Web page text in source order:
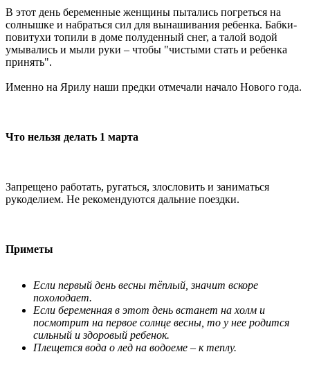
В этот день беременные женщины пытались погреться на
солнышке и набраться сил для вынашивания ребенка. Бабки-
повитухи топили в доме полуденный снег, а талой водой
умывались и мыли руки – чтобы "чистыми стать и ребенка
принять".
Именно на Ярилу наши предки отмечали начало Нового года.
Что нельзя делать 1 марта
Запрещено работать, ругаться, злословить и заниматься
рукоделием. Не рекомендуются дальние поездки.
Приметы
Если первый день весны тёплый, значит вскоре
похолодает.
Если беременная в этот день встанет на холм и
посмотрит на первое солнце весны, то у нее родится
сильный и здоровый ребенок.
Плещется вода о лед на водоеме – к теплу.